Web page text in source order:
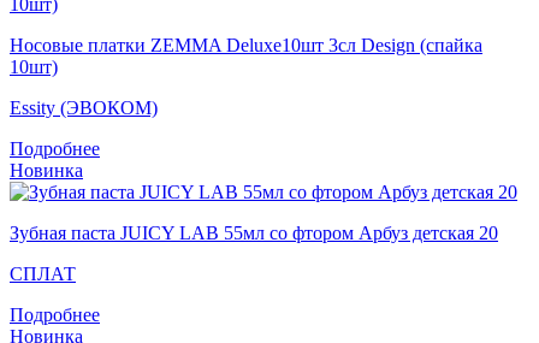
Носовые платки ZEMMA Deluxe10шт 3сл Design (спайка
10шт)
Essity (ЭВОКОМ)
Подробнее
Новинка
Зубная паста JUICY LAB 55мл со фтором Арбуз детская 20
СПЛАТ
Подробнее
Новинка